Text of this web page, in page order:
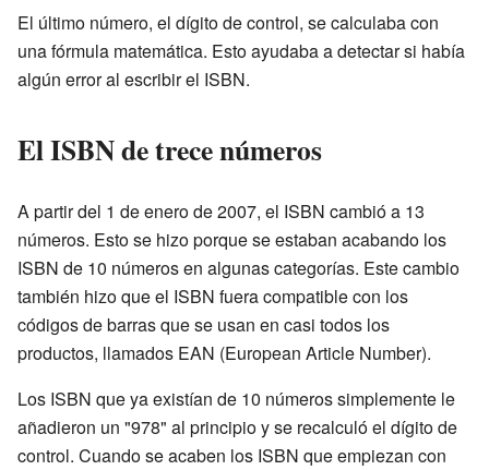
El último número, el dígito de control, se calculaba con
una fórmula matemática. Esto ayudaba a detectar si había
algún error al escribir el ISBN.
El ISBN de trece números
A partir del 1 de enero de 2007, el ISBN cambió a 13
números. Esto se hizo porque se estaban acabando los
ISBN de 10 números en algunas categorías. Este cambio
también hizo que el ISBN fuera compatible con los
códigos de barras que se usan en casi todos los
productos, llamados EAN (European Article Number).
Los ISBN que ya existían de 10 números simplemente le
añadieron un "978" al principio y se recalculó el dígito de
control. Cuando se acaben los ISBN que empiezan con